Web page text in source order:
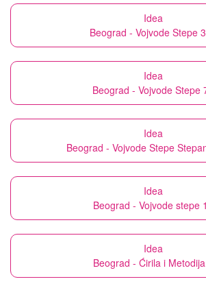
Idea
Beograd - Vojvode Stepe
Idea
Beograd - Vojvode Stepe
Idea
Beograd - Vojvode Stepe
Idea
Beograd - Vojvode stepe
Idea
Beograd - Ćirila i